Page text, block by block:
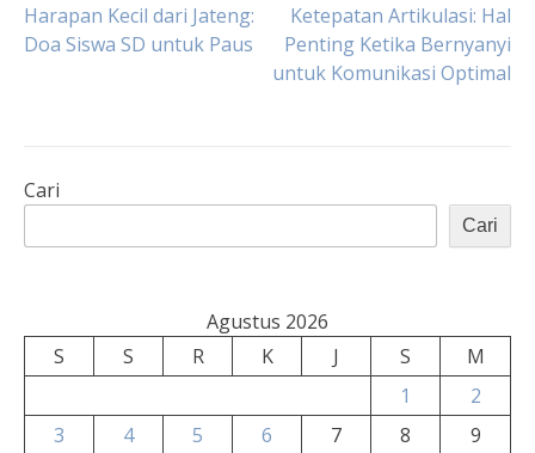
Navigasi
Harapan Kecil dari Jateng:
Doa Siswa SD untuk Paus
Ketepatan Artikulasi: Hal
Penting Ketika Bernyanyi
untuk Komunikasi Optimal
Cari
Cari
Agustus 2026
S
S R K J S
M
1
2
3
4 5 6 7 8
9